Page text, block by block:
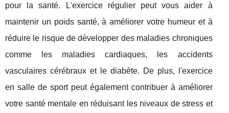
pour la santé. L'exercice régulier peut vous aider à
maintenir un poids santé, à améliorer votre humeur et à
réduire le risque de développer des maladies chroniques
comme les maladies cardiaques, les accidents
vasculaires cérébraux et le diabète. De plus, l'exercice
en salle de sport peut également contribuer à améliorer
votre santé mentale en réduisant les niveaux de stress et